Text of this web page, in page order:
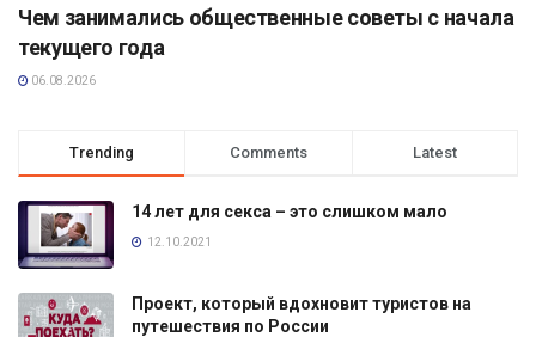
Чем занимались общественные советы с начала
текущего года
06.08.2026
Trending Comments Latest
14 лет для секса – это слишком мало
12.10.2021
Проект, который вдохновит туристов на
путешествия по России